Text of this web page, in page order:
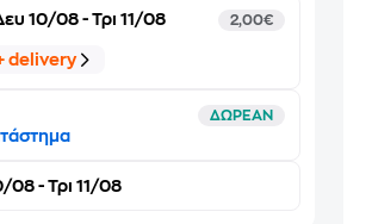
10/08 - Τρι 11/08 2,00€
delivery
ΔΩΡΕΑΝ
08 - Τρι 11/08